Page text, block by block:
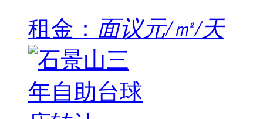
租金： 面议元/㎡/天